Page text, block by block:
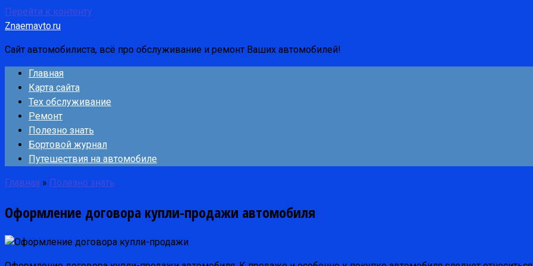
Перейти к контенту
Znaemavto.ru
Сайт автомобилиста, всё про обслуживание и ремонт Ваших автомобилей!
Главная
Карта сайта
Тех обслуживание
Ремонт
Полезно знать
Бортовой журнал
Путешествия на автомобиле
Главная » Полезно знать
Оформление договора купли-продажи автомобиля